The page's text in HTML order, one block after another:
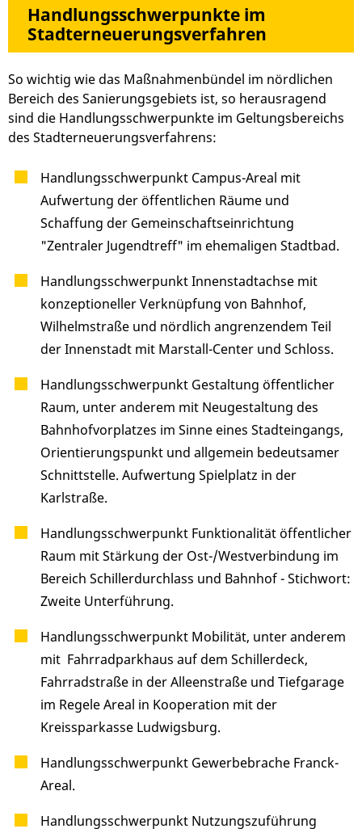
Handlungsschwerpunkte im
Stadterneuerungsverfahren
So wichtig wie das Maßnahmenbündel im nördlichen
Bereich des Sanierungsgebiets ist, so herausragend
sind die Handlungsschwerpunkte im Geltungsbereichs
des Stadterneuerungsverfahrens:
Handlungsschwerpunkt Campus-Areal mit
Aufwertung der öffentlichen Räume und
Schaffung der Gemeinschaftseinrichtung
"Zentraler Jugendtreff" im ehemaligen Stadtbad.
Handlungsschwerpunkt Innenstadtachse mit
konzeptioneller Verknüpfung von Bahnhof,
Wilhelmstraße und nördlich angrenzendem Teil
der Innenstadt mit Marstall-Center und Schloss.
Handlungsschwerpunkt Gestaltung öffentlicher
Raum, unter anderem mit Neugestaltung des
Bahnhofvorplatzes im Sinne eines Stadteingangs,
Orientierungspunkt und allgemein bedeutsamer
Schnittstelle. Aufwertung Spielplatz in der
Karlstraße.
Handlungsschwerpunkt Funktionalität öffentlicher
Raum mit Stärkung der Ost-/Westverbindung im
Bereich Schillerdurchlass und Bahnhof - Stichwort:
Zweite Unterführung.
Handlungsschwerpunkt Mobilität, unter anderem
mit Fahrradparkhaus auf dem Schillerdeck,
Fahrradstraße in der Alleenstraße und Tiefgarage
im Regele Areal in Kooperation mit der
Kreissparkasse Ludwigsburg.
Handlungsschwerpunkt Gewerbebrache Franck-
Areal.
Handlungsschwerpunkt Nutzungszuführung